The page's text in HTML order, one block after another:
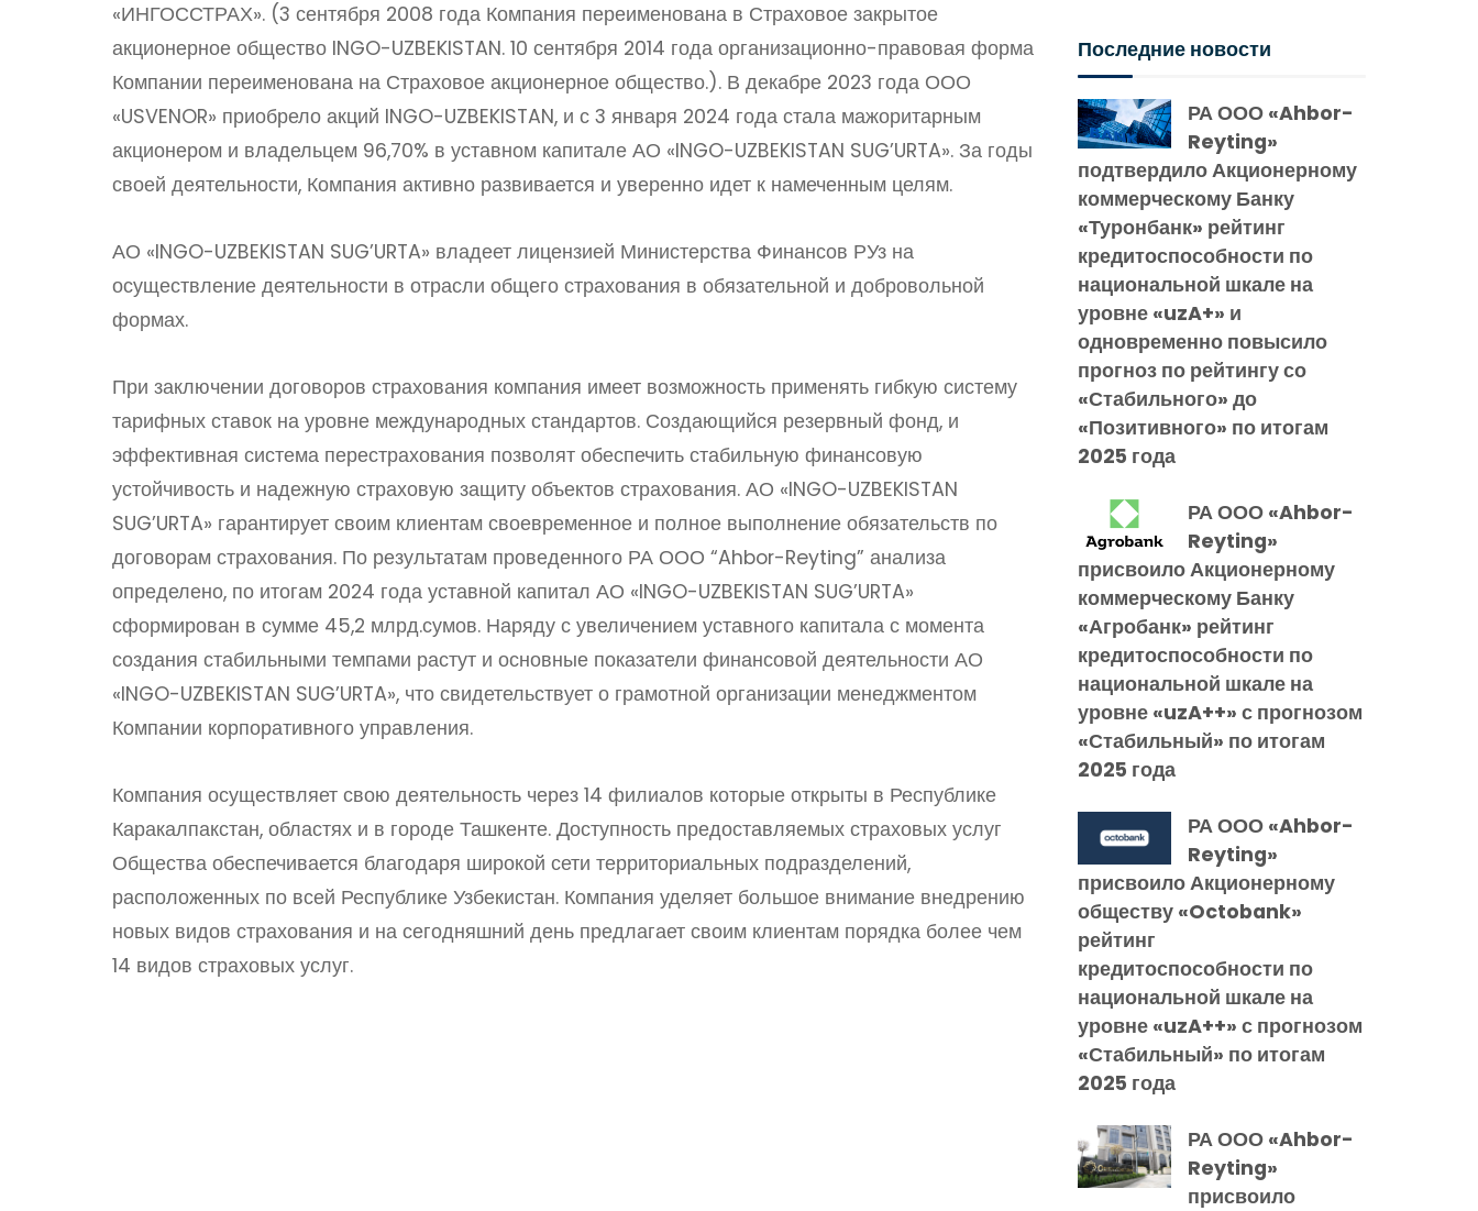
«ИНГОССТРАХ». (3 сентября 2008 года Компания переименована в Страховое закрытое
акционерное общество INGO-UZBEKISTAN. 10 сентября 2014 года организационно-правовая форма
Компании переименована на Страховое акционерное общество.). В декабре 2023 года ООО
«USVENOR» приобрело акций INGO-UZBEKISTAN, и с 3 января 2024 года стала мажоритарным
акционером и владельцем 96,70% в уставном капитале АО «INGO-UZBEKISTAN SUG’URTA». За годы
своей деятельности, Компания активно развивается и уверенно идет к намеченным целям.
АО «INGO-UZBEKISTAN SUG’URTA» владеет лицензией Министерства Финансов РУз на
осуществление деятельности в отрасли общего страхования в обязательной и добровольной
формах.
При заключении договоров страхования компания имеет возможность применять гибкую систему
тарифных ставок на уровне международных стандартов. Создающийся резервный фонд, и
эффективная система перестрахования позволят обеспечить стабильную финансовую
устойчивость и надежную страховую защиту объектов страхования. АО «INGO-UZBEKISTAN
SUG’URTA» гарантирует своим клиентам своевременное и полное выполнение обязательств по
договорам страхования. По результатам проведенного РА ООО “Ahbor-Reyting” анализа
определено, по итогам 2024 года уставной капитал АО «INGO-UZBEKISTAN SUG’URTA»
сформирован в сумме 45,2 млрд.сумов. Наряду с увеличением уставного капитала с момента
создания стабильными темпами растут и основные показатели финансовой деятельности АО
«INGO-UZBEKISTAN SUG’URTA», что свидетельствует о грамотной организации менеджментом
Компании корпоративного управления.
Компания осуществляет свою деятельность через 14 филиалов которые открыты в Республике
Каракалпакстан, областях и в городе Ташкенте. Доступность предоставляемых страховых услуг
Общества обеспечивается благодаря широкой сети территориальных подразделений,
расположенных по всей Республике Узбекистан. Компания уделяет большое внимание внедрению
новых видов страхования и на сегодняшний день предлагает своим клиентам порядка более чем
14 видов страховых услуг.
Последние новости
РА ООО «Ahbor-
Reyting»
подтвердило Акционерному
коммерческому Банку
«Туронбанк» рейтинг
кредитоспособности по
национальной шкале на
уровне «uzA+» и
одновременно повысило
прогноз по рейтингу со
«Стабильного» до
«Позитивного» по итогам
2025 года
РА ООО «Ahbor-
Reyting»
присвоило Акционерному
коммерческому Банку
«Агробанк» рейтинг
кредитоспособности по
национальной шкале на
уровне «uzA++» с прогнозом
«Стабильный» по итогам
2025 года
РА ООО «Ahbor-
Reyting»
присвоило Акционерному
обществу «Octobank»
рейтинг
кредитоспособности по
национальной шкале на
уровне «uzA++» с прогнозом
«Стабильный» по итогам
2025 года
РА ООО «Ahbor-
Reyting»
присвоило